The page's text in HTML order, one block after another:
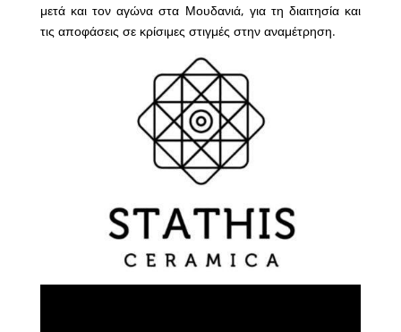
μετά και τον αγώνα στα Μουδανιά, για τη διαιτησία και
τις αποφάσεις σε κρίσιμες στιγμές στην αναμέτρηση.